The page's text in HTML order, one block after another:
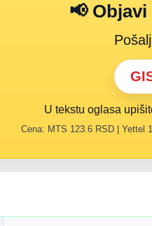
📢
U tekstu oglasa
Cena: MTS 123.6 RSD | Yettel